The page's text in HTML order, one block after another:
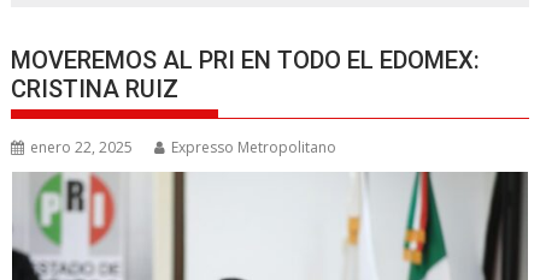
MOVEREMOS AL PRI EN TODO EL EDOMEX:
CRISTINA RUIZ
enero 22, 2025 Expresso Metropolitano